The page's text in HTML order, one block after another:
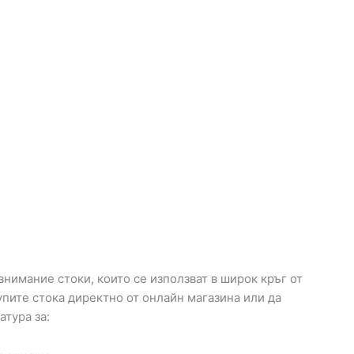
стоки, които се използват в широк кръг от
стока директно от онлайн магазина или да
за: